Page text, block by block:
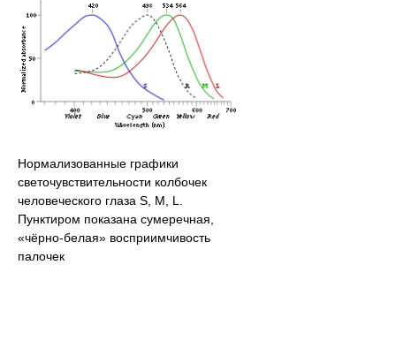
Нормализованные графики
светочувствительности колбочек
человеческого глаза S, M, L.
Пунктиром показана сумеречная,
«чёрно-белая» восприимчивость
палочек